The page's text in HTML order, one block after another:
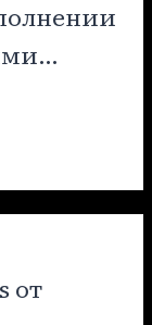
от